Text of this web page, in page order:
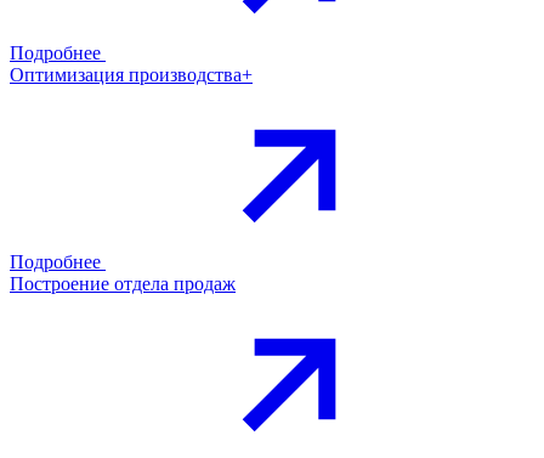
Подробнее
Оптимизация производства+
Подробнее
Построение отдела продаж